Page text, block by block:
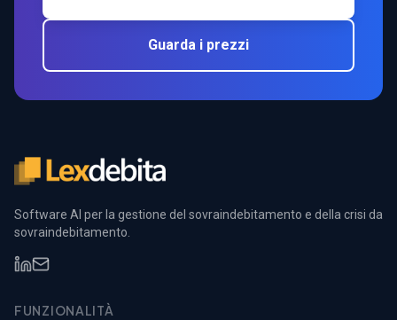
Guarda i prezzi
Software AI per la gestione del sovraindebitamento e della crisi da
sovraindebitamento.
FUNZIONALITÀ